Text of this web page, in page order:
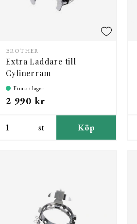
BROTHER
Extra Laddare till
Cylinerram
Finns i lager
2 990 kr
st Köp